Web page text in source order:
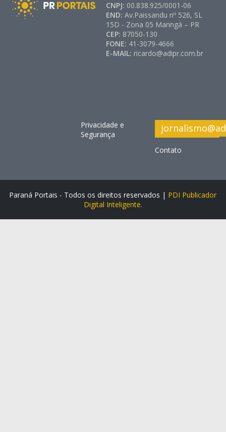
CNPJ: 00.838.925/0001-06
END:Av.Paissandu nº 526, SL
15D - Zona 05 Maringá – PR
CEP: 87050-130
FONE: 41-3079-4666
E-MAIL: ricardo@adipr.com.br
Privacidade e
Segurança
Contato
Paraná Portais - Todos os direitos reservados | PDI Publicador
Digital Inteligente.